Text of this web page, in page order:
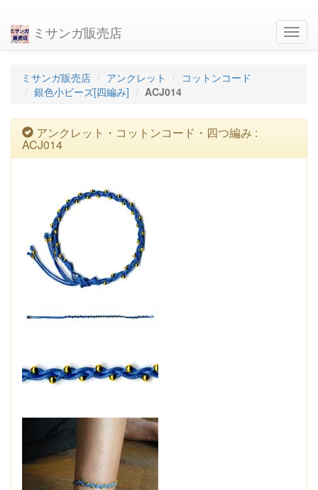
ミサンガ販売店
ミサンガ販売店 アンクレット
コットンコード
銀色小ビーズ[四編み]
ACJ014
アンクレット・コットンコード・四つ編み :
ACJ014